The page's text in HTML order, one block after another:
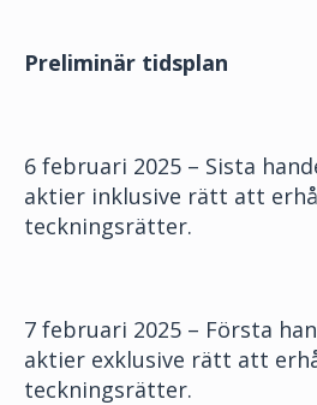
Preliminär tidsplan
6 februari 2025 – Sista
aktier inklusive rätt att
teckningsrätter.
7 februari 2025 – Första
aktier exklusive rätt att
teckningsrätter.